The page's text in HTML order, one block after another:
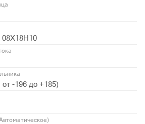
-196 до +185)